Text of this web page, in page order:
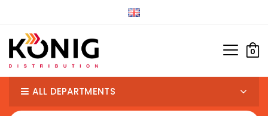
0
ALL DEPARTMENTS